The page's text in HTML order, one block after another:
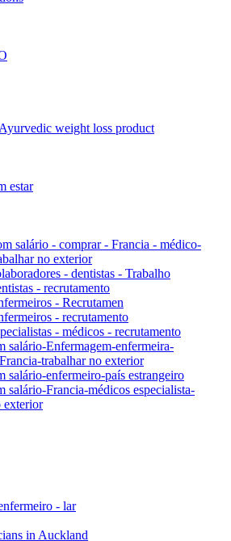
weight loss product
estar
salário - comprar - Francia - médico-
no exterior
- dentistas - Trabalho
- recrutamento
- Recrutamen
- recrutamento
- médicos - recrutamento
salário-Enfermagem-enfermeira-
trabalhar no exterior
salário-enfermeiro-país estrangeiro
salário-Francia-médicos especialista-
exterior
- lar
in Auckland